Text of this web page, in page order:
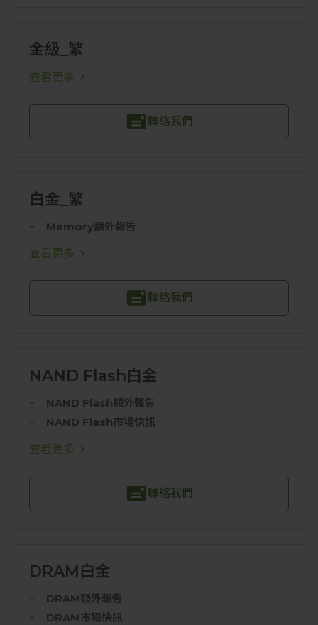
金級_繁
查看更多
聯絡我們
白金_繁
Memory額外報告
查看更多
聯絡我們
NAND Flash白金
NAND Flash額外報告
NAND Flash市場快訊
查看更多
聯絡我們
DRAM白金
DRAM額外報告
DRAM市場快訊